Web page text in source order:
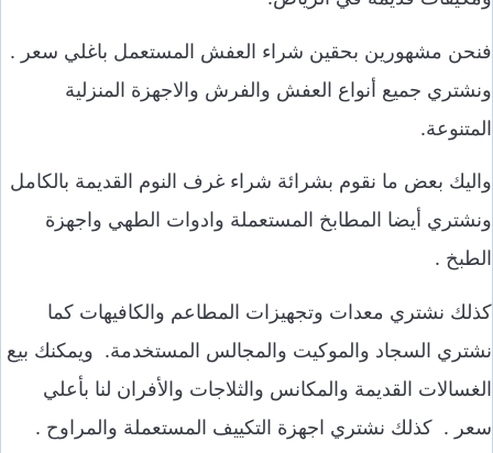
فنحن مشهورين بحقين شراء العفش المستعمل باغلي سعر .
ونشتري جميع أنواع العفش والفرش والاجهزة المنزلية
المتنوعة.
واليك بعض ما نقوم بشرائة شراء غرف النوم القديمة بالكامل
ونشتري أيضا المطابخ المستعملة وادوات الطهي واجهزة
الطبخ .
كذلك نشتري معدات وتجهيزات المطاعم والكافيهات كما
نشتري السجاد والموكيت والمجالس المستخدمة. ويمكنك بيع
الغسالات القديمة والمكانس والثلاجات والأفران لنا بأعلي
سعر . كذلك نشتري اجهزة التكييف المستعملة والمراوح .